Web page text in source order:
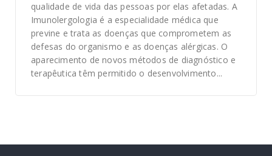
qualidade de vida das pessoas por elas afetadas. A
Imunolergologia é a especialidade médica que
previne e trata as doenças que comprometem as
defesas do organismo e as doenças alérgicas. O
aparecimento de novos métodos de diagnóstico e
terapêutica têm permitido o desenvolvimento...